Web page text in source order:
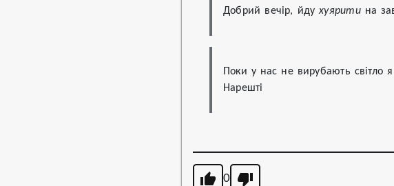
Добрий вечір, йду хуярити на
Поки у нас не вирубають світло
Нарешті
0